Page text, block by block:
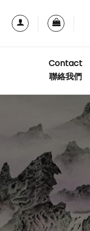
Contact
聯絡我們